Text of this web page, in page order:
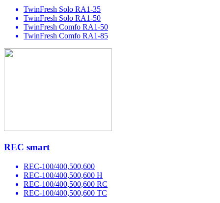
TwinFresh Solo RA1-35
TwinFresh Solo RA1-50
TwinFresh Comfo RA1-50
TwinFresh Comfo RA1-85
REC smart
REC-100/400,500,600
REC-100/400,500,600 H
REC-100/400,500,600 RC
REC-100/400,500,600 TC